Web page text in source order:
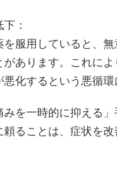
：
服用していると、
あります。これに
化するという悪循環
を一時的に抑える
ることは、症状を